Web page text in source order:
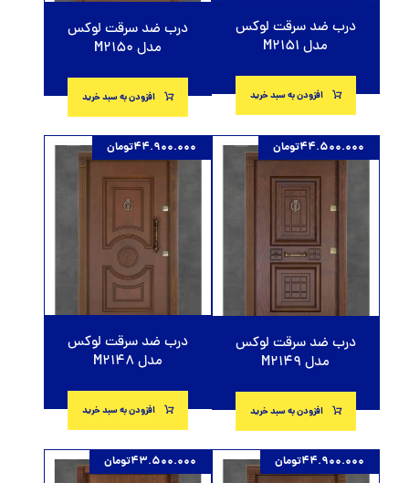
درب ضد سرقت لوکس
مدل M2151
افزودن به سبد خرید
درب ضد سرقت لوکس
مدل M2150
افزودن به سبد خرید
درب ضد سرقت لوکس
مدل M2149
44.500.000تومان
افزودن به سبد خرید
درب ضد سرقت لوکس
مدل M2148
44.900.000تومان
افزودن به سبد خرید
44.900.000تومان 43.500.000تومان